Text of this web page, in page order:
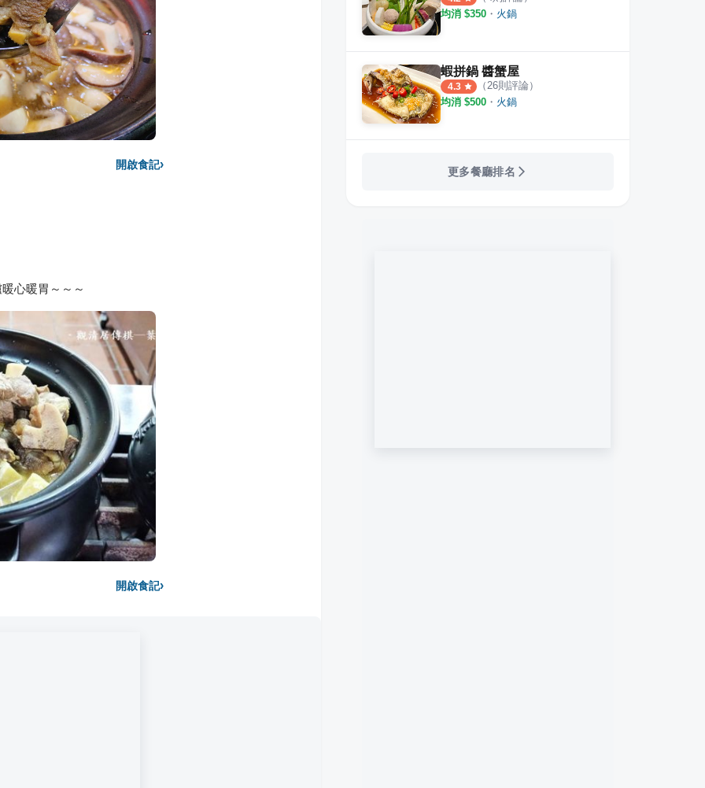
開啟食記›
心暖胃～～～
開啟食記›
均消 $350 ・ 火鍋
蝦拼鍋 醬蟹屋
4.3 （26則評論）
均消 $500 ・ 火鍋
更多餐廳排名